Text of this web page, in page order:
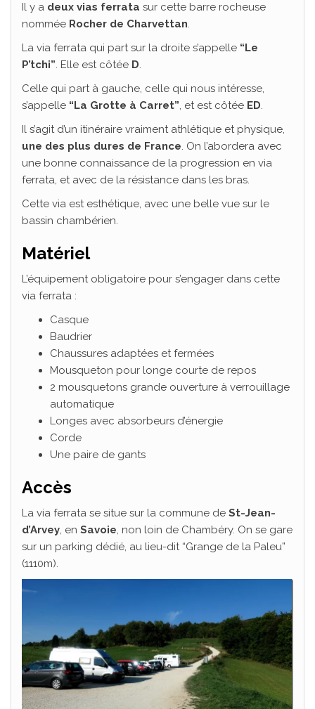
Il y a deux vias ferrata sur cette barre rocheuse
nommée Rocher de Charvettan.
La via ferrata qui part sur la droite s’appelle “Le
P’tchi”. Elle est côtée D.
Celle qui part à gauche, celle qui nous intéresse,
s’appelle “La Grotte à Carret”, et est côtée ED.
Il s’agit d’un itinéraire vraiment athlétique et physique,
une des plus dures de France. On l’abordera avec
une bonne connaissance de la progression en via
ferrata, et avec de la résistance dans les bras.
Cette via est esthétique, avec une belle vue sur le
bassin chambérien.
Matériel
L’équipement obligatoire pour s’engager dans cette
via ferrata :
Casque
Baudrier
Chaussures adaptées et fermées
Mousqueton pour longe courte de repos
2 mousquetons grande ouverture à verrouillage
automatique
Longes avec absorbeurs d’énergie
Corde
Une paire de gants
Accès
La via ferrata se situe sur la commune de St-Jean-
d’Arvey, en Savoie, non loin de Chambéry. On se gare
sur un parking dédié, au lieu-dit “Grange de la Paleu”
(1110m).